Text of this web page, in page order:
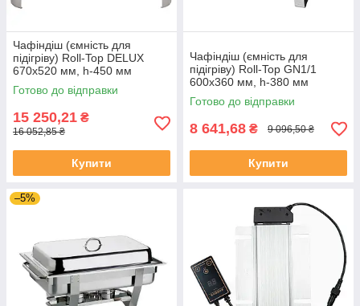
Чафіндіш (ємність для
підігріву) Roll-Top DELUX
670х520 мм, h-450 мм
Stalgast 437010
Готово до відправки
15 250,21 ₴
16 052,85 ₴
Купити
Чафіндіш (ємність для
підігріву) Roll-Top GN1/1
600х360 мм, h-380 мм
Stalgast 434090
Готово до відправки
8 641,68 ₴ 9 096,50 ₴
Купити
–5%